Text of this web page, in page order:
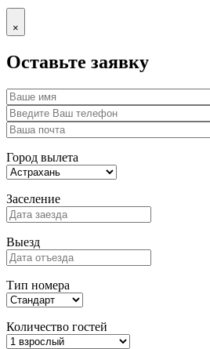
×
Оставьте заявку
Город вылета
Заселение
Выезд
Тип номера
Количество гостей